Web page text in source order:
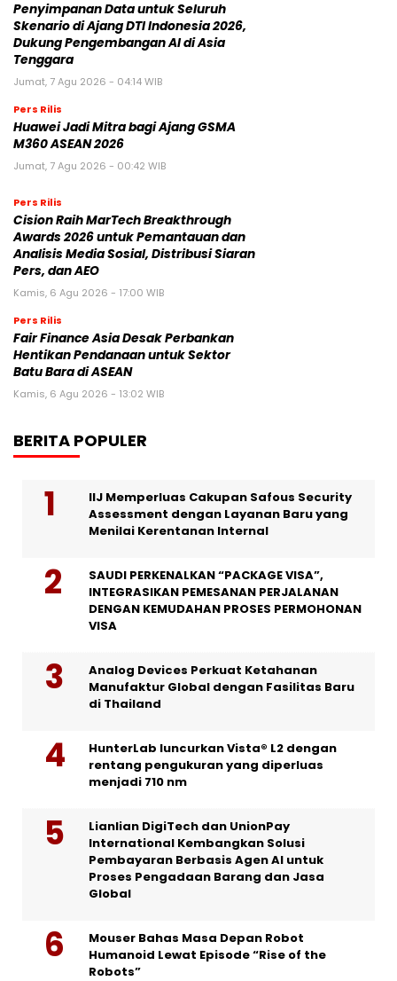
Penyimpanan Data untuk Seluruh
Skenario di Ajang DTI Indonesia 2026,
Dukung Pengembangan AI di Asia
Tenggara
Jumat, 7 Agu 2026 - 04:14 WIB
Pers Rilis
Huawei Jadi Mitra bagi Ajang GSMA
M360 ASEAN 2026
Jumat, 7 Agu 2026 - 00:42 WIB
Pers Rilis
Cision Raih MarTech Breakthrough
Awards 2026 untuk Pemantauan dan
Analisis Media Sosial, Distribusi Siaran
Pers, dan AEO
Kamis, 6 Agu 2026 - 17:00 WIB
Pers Rilis
Fair Finance Asia Desak Perbankan
Hentikan Pendanaan untuk Sektor
Batu Bara di ASEAN
Kamis, 6 Agu 2026 - 13:02 WIB
BERITA POPULER
IIJ Memperluas Cakupan Safous Security
Assessment dengan Layanan Baru yang
Menilai Kerentanan Internal
SAUDI PERKENALKAN “PACKAGE VISA”,
INTEGRASIKAN PEMESANAN PERJALANAN
DENGAN KEMUDAHAN PROSES PERMOHONAN
VISA
Analog Devices Perkuat Ketahanan
Manufaktur Global dengan Fasilitas Baru
di Thailand
HunterLab luncurkan Vista® L2 dengan
rentang pengukuran yang diperluas
menjadi 710 nm
Lianlian DigiTech dan UnionPay
International Kembangkan Solusi
Pembayaran Berbasis Agen AI untuk
Proses Pengadaan Barang dan Jasa
Global
Mouser Bahas Masa Depan Robot
Humanoid Lewat Episode “Rise of the
Robots”